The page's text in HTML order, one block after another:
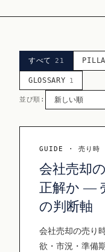
すべて 21
GLOSSARY 1
並び順:
GUIDE · 売り時
会社売却
正解か —
の判断軸
会社売却の売り
欲・市況・準備